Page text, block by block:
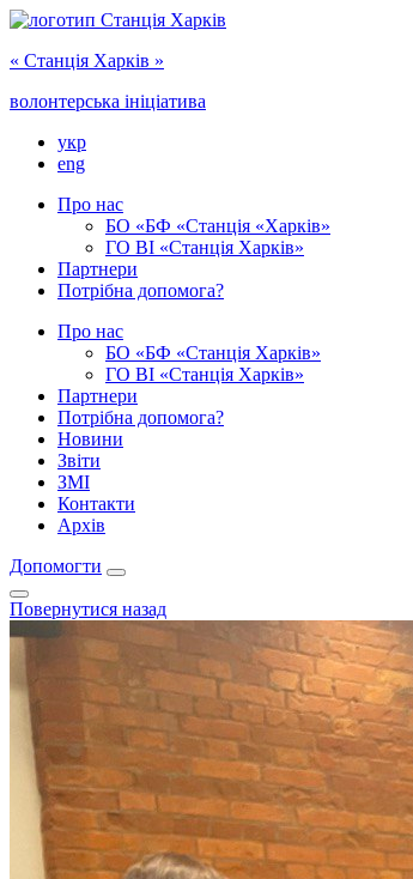
« Cтанція Харків »
волонтерська ініціатива
укр
eng
Про нас
БО «БФ «Станція «Харків»
ГО ‎ВІ «‎Станція Харків»
Партнери
Потрібна допомога?
Про нас
БО ‎«БФ «Станція Харків»
ГО ВІ «Станція Харків»
Партнери
Потрібна допомога?
Новини
Звіти
ЗМІ
Контакти
Архів
Допомогти
Повернутися назад